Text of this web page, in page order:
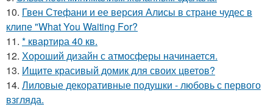
10. Гвен Стефани и ее версия Алисы в стране чудес в
клипе "What You Waiting For?
11. * квартира 40 кв.
12. Хороший дизайн с атмосферы начинается.
13. Ищите красивый домик для своих цветов?
14. Лиловые декоративные подушки - любовь с первого
взгляда.